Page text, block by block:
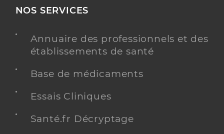
NOS SERVICES
Annuaire des professionnels et des
établissements de santé
Base de médicaments
Essais Cliniques
Santé.fr Décryptage